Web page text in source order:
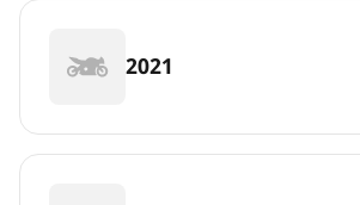
2021